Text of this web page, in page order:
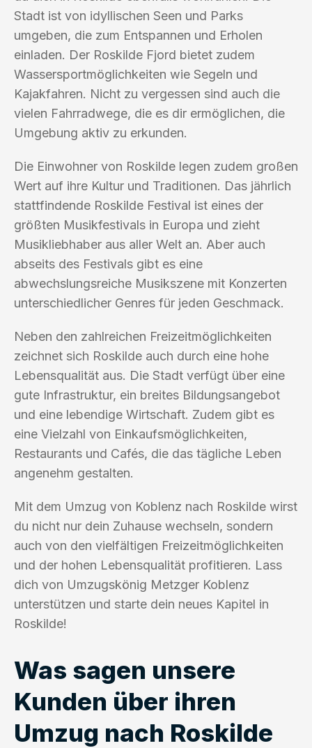
Stadt ist von idyllischen Seen und Parks
umgeben, die zum Entspannen und Erholen
einladen. Der Roskilde Fjord bietet zudem
Wassersportmöglichkeiten wie Segeln und
Kajakfahren. Nicht zu vergessen sind auch die
vielen Fahrradwege, die es dir ermöglichen, die
Umgebung aktiv zu erkunden.
Die Einwohner von Roskilde legen zudem großen
Wert auf ihre Kultur und Traditionen. Das jährlich
stattfindende Roskilde Festival ist eines der
größten Musikfestivals in Europa und zieht
Musikliebhaber aus aller Welt an. Aber auch
abseits des Festivals gibt es eine
abwechslungsreiche Musikszene mit Konzerten
unterschiedlicher Genres für jeden Geschmack.
Neben den zahlreichen Freizeitmöglichkeiten
zeichnet sich Roskilde auch durch eine hohe
Lebensqualität aus. Die Stadt verfügt über eine
gute Infrastruktur, ein breites Bildungsangebot
und eine lebendige Wirtschaft. Zudem gibt es
eine Vielzahl von Einkaufsmöglichkeiten,
Restaurants und Cafés, die das tägliche Leben
angenehm gestalten.
Mit dem Umzug von Koblenz nach Roskilde wirst
du nicht nur dein Zuhause wechseln, sondern
auch von den vielfältigen Freizeitmöglichkeiten
und der hohen Lebensqualität profitieren. Lass
dich von Umzugskönig Metzger Koblenz
unterstützen und starte dein neues Kapitel in
Roskilde!
Was sagen unsere
Kunden über ihren
Umzug nach Roskilde